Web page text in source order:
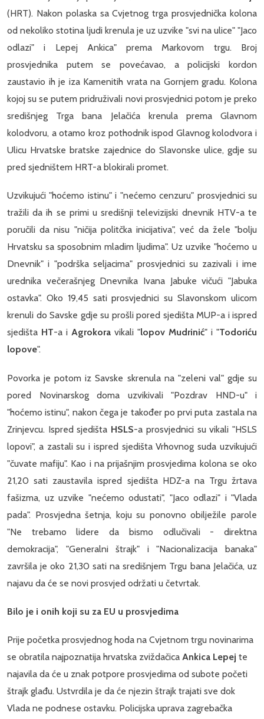
(HRT). Nakon polaska sa Cvjetnog trga prosvjednička kolona
od nekoliko stotina ljudi krenula je uz uzvike "svi na ulice" "Jaco
odlazi" i Lepej Ankica" prema Markovom trgu. Broj
prosvjednika putem se povećavao, a policijski kordon
zaustavio ih je iza Kamenitih vrata na Gornjem gradu. Kolona
kojoj su se putem pridruživali novi prosvjednici potom je preko
središnjeg Trga bana Jelačića krenula prema Glavnom
kolodvoru, a otamo kroz pothodnik ispod Glavnog kolodvora i
Ulicu Hrvatske bratske zajednice do Slavonske ulice, gdje su
pred sjedništem HRT-a blokirali promet.
Uzvikujući "hoćemo istinu" i "nećemo cenzuru" prosvjednici su
tražili da ih se primi u središnji televizijski dnevnik HTV-a te
poručili da nisu "ničija politčka inicijativa", već da žele "bolju
Hrvatsku sa sposobnim mladim ljudima". Uz uzvike "hoćemo u
Dnevnik" i "podrška seljacima" prosvjednici su zazivali i ime
urednika večerašnjeg Dnevnika Ivana Jabuke vičući "Jabuka
ostavka". Oko 19,45 sati prosvjednici su Slavonskom ulicom
krenuli do Savske gdje su prošli pored sjedišta MUP-a i ispred
sjedišta HT-a i Agrokora vikali "lopov Mudrinić" i "Todoriću
lopove".
Povorka je potom iz Savske skrenula na "zeleni val" gdje su
pored Novinarskog doma uzvikivali "Pozdrav HND-u" i
"hoćemo istinu", nakon čega je također po prvi puta zastala na
Zrinjevcu. Ispred sjedišta HSLS-a prosvjednici su vikali "HSLS
lopovi", a zastali su i ispred sjedišta Vrhovnog suda uzvikujući
"čuvate mafiju". Kao i na prijašnjim prosvjedima kolona se oko
21,20 sati zaustavila ispred sjedišta HDZ-a na Trgu žrtava
fašizma, uz uzvike "nećemo odustati", "Jaco odlazi" i "Vlada
pada". Prosvjedna šetnja, koju su ponovno obilježile parole
"Ne trebamo lidere da bismo odlučivali - direktna
demokracija", "Generalni štrajk" i "Nacionalizacija banaka"
završila je oko 21,30 sati na središnjem Trgu bana Jelačića, uz
najavu da će se novi prosvjed održati u četvrtak.
Bilo je i onih koji su za EU u prosvjedima
Prije početka prosvjednog hoda na Cvjetnom trgu novinarima
se obratila najpoznatija hrvatska zviždačica Ankica Lepej te
najavila da će u znak potpore prosvjedima od subote početi
štrajk glađu. Ustvrdila je da će njezin štrajk trajati sve dok
Vlada ne podnese ostavku. Policijska uprava zagrebačka